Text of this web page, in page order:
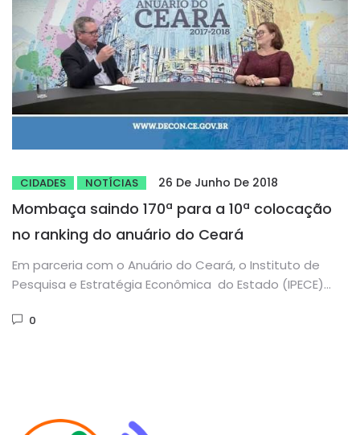
CIDADES NOTÍCIAS 26 De Junho De 2018
Mombaça saindo 170ª para a 10ª colocação
no ranking do anuário do Ceará
Em parceria com o Anuário do Ceará, o Instituto de
Pesquisa e Estratégia Econômica do Estado (IPECE)
0